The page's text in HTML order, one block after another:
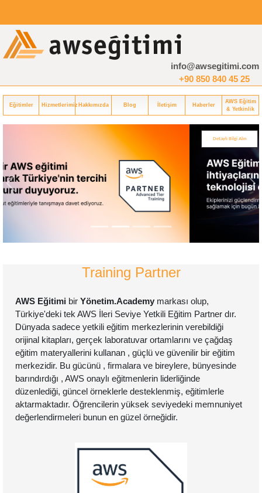
info@awsegitimi.com
+90 850 840 45 25
Eğitimler Hizmetlerimiz Hakkımızda Blog İletişim Haberler
AWS Eğitim
& Yetkinlik
Training Partner
AWS Eğitimi bir Yönetim.Academy markası olup,
Türkiye'deki tek AWS İleri Seviye Yetkili Eğitim Partner dır.
Dünyada sadece yetkili eğitim merkezlerinin verebildiği
orijinal kitapları, gerçek laboratuvar ortamlarını ve çağdaş
eğitim materyallerini kullanan , güçlü ve güvenilir bir eğitim
merkezidir. Bu gücünü , firmalara ve bireylere, bünyesinde
barındırdığı , AWS onaylı eğitmenlerin liderliğinde
düzenlediği, güncel örneklerle desteklenmiş, eğitimlerle
aktarmaktadır. Öğrencilerin yüksek seviyedeki memnuniyet
değerlendirmeleri bunun en güzel örneğidir.